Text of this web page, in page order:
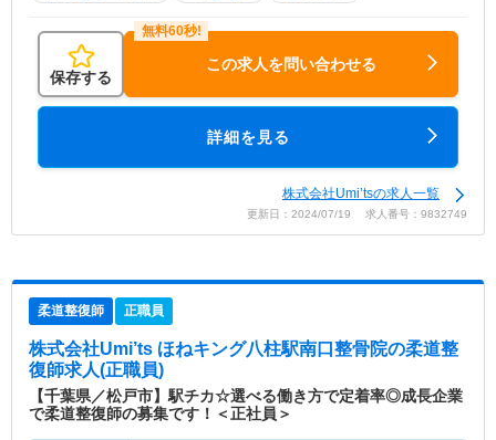
保存する
この求人を問い合わせる
詳細を見る
株式会社Umi’tsの求人一覧
更新日：2024/07/19 求人番号：9832749
柔道整復師 正職員
株式会社Umi’ts ほねキング八柱駅南口整骨院の柔道整
復師求人(正職員)
【千葉県／松戸市】駅チカ☆選べる働き方で定着率◎成長企業
で柔道整復師の募集です！＜正社員＞